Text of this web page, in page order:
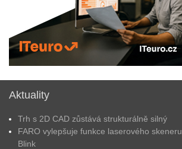
Aktuality
Trh s 2D CAD zůstává strukturálně silný
FARO vylepšuje funkce laserového skeneru
Blink